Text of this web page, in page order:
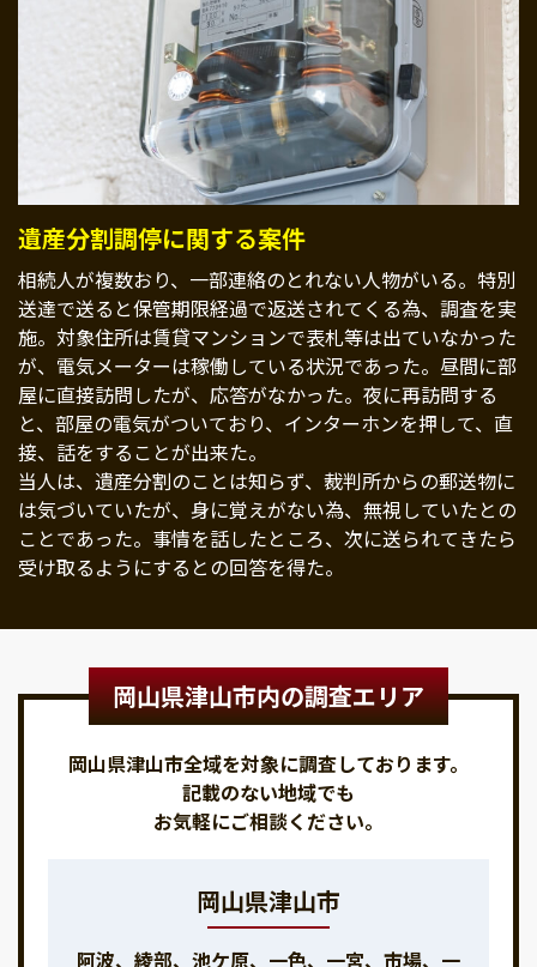
遺産分割調停に関する案件
相続人が複数おり、一部連絡のとれない人物がいる。特別
送達で送ると保管期限経過で返送されてくる為、調査を実
施。対象住所は賃貸マンションで表札等は出ていなかった
が、電気メーターは稼働している状況であった。昼間に部
屋に直接訪問したが、応答がなかった。夜に再訪問する
と、部屋の電気がついており、インターホンを押して、直
接、話をすることが出来た。
当人は、遺産分割のことは知らず、裁判所からの郵送物に
は気づいていたが、身に覚えがない為、無視していたとの
ことであった。事情を話したところ、次に送られてきたら
受け取るようにするとの回答を得た。
岡山県津山市内の調査エリア
岡山県津山市全域を対象に調査しております。
記載のない地域でも
お気軽にご相談ください。
岡山県津山市
阿波、綾部、池ケ原、一色、一宮、市場、一